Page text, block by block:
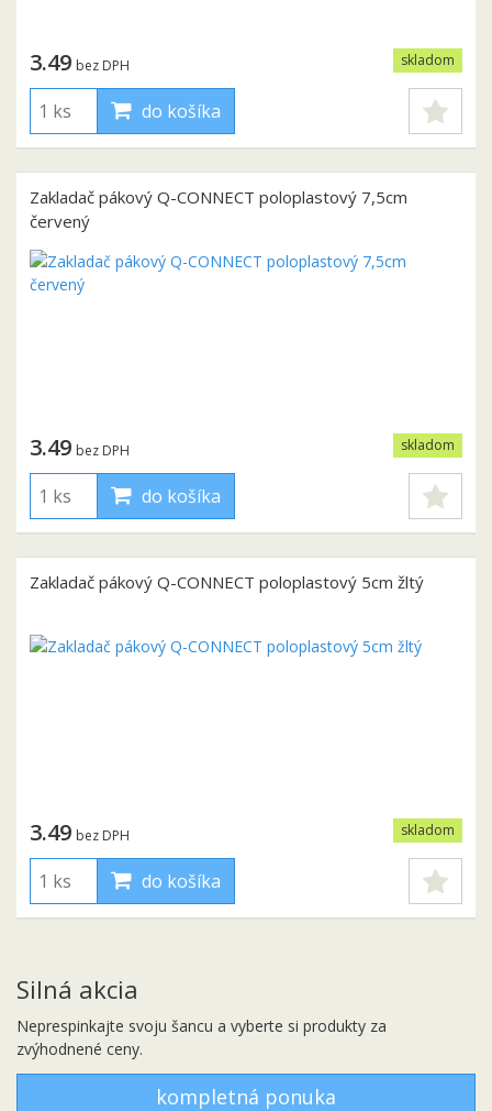
skladom
3.49 bez DPH
do košíka
Zakladač pákový Q-CONNECT poloplastový 7,5cm
červený
skladom
3.49 bez DPH
do košíka
Zakladač pákový Q-CONNECT poloplastový 5cm žltý
skladom
3.49 bez DPH
do košíka
Silná akcia
Neprespinkajte svoju šancu a vyberte si produkty za
zvýhodnené ceny.
kompletná ponuka